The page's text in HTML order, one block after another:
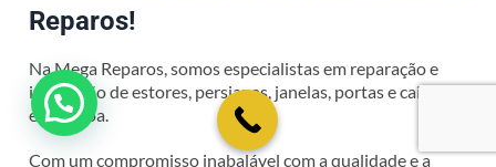
Reparos!
Na Mega Reparos, somos especialistas em reparação e
instalação de estores, persianas, janelas, portas e caixilharia
em Lisboa.
Com um compromisso inabalável com a qualidade e a